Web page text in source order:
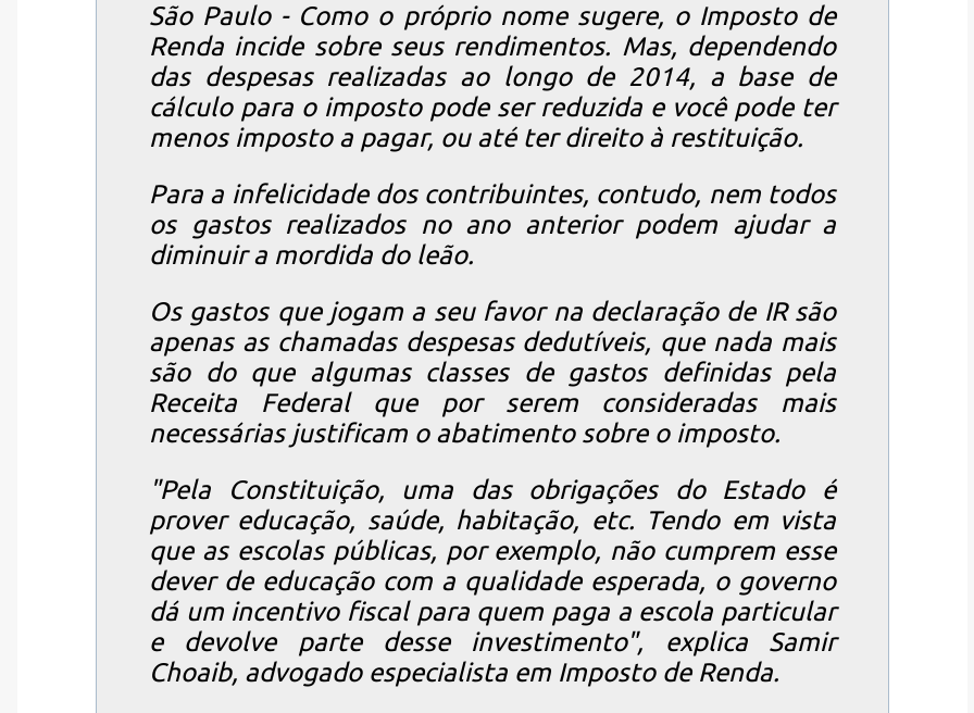
São Paulo - Como o próprio nome sugere, o Imposto de
Renda incide sobre seus rendimentos. Mas, dependendo
das despesas realizadas ao longo de 2014, a base de
cálculo para o imposto pode ser reduzida e você pode ter
menos imposto a pagar, ou até ter direito à restituição.
Para a infelicidade dos contribuintes, contudo, nem todos
os gastos realizados no ano anterior podem ajudar a
diminuir a mordida do leão.
Os gastos que jogam a seu favor na declaração de IR são
apenas as chamadas despesas dedutíveis, que nada mais
são do que algumas classes de gastos definidas pela
Receita Federal que por serem consideradas mais
necessárias justificam o abatimento sobre o imposto.
"Pela Constituição, uma das obrigações do Estado é
prover educação, saúde, habitação, etc. Tendo em vista
que as escolas públicas, por exemplo, não cumprem esse
dever de educação com a qualidade esperada, o governo
dá um incentivo fiscal para quem paga a escola particular
e devolve parte desse investimento", explica Samir
Choaib, advogado especialista em Imposto de Renda.